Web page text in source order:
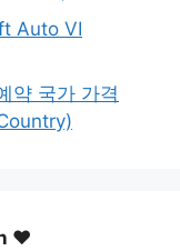
Auto VI
약 국가 가격
♥️